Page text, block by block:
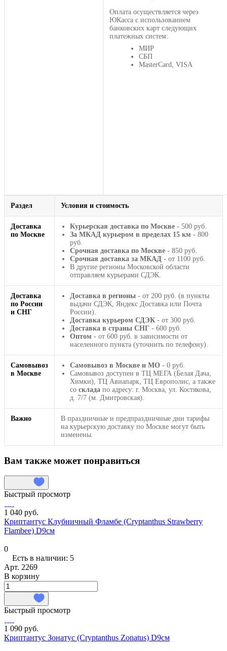
Оплата осуществляется через
ЮКасса с использованием
банковских карт следующих
платежных систем:
МИР
СБП
MasterCard, VISA
Раздел Условия и стоимость
Доставка
по Москве
Курьерская доставка по Москве - 500 руб.
За МКАД курьером в пределах 15 км - 800
руб.
Срочная доставка по Москве - 850 руб.
Срочная доставка за МКАД - от 1100 руб.
В другие регионы Московской области
отправляем курьерами СДЭК.
Доставка
по России
и СНГ
Доставка в регионы - от 200 руб. (в пункты
выдачи СДЭК, Яндекс Доставка или Почта
России).
Доставка курьером СДЭК - от 300 руб.
Доставка в страны СНГ - 600 руб.
Оптом - от 600 руб. в зависимости от
населенного пункта (уточнить по телефону).
Самовывоз
в Москве
Самовывоз в Москве и МО - 0 руб.
Самовывоз доступен в ТЦ МЕГА (Белая Дача,
Химки), ТЦ Авиапарк, ТЦ Европолис, а также
со склада по адресу: г. Москва, ул. Костякова,
д. 7/7 (м. Дмитровская).
Важно
В праздничные и предпраздничные дни тарифы
на курьерскую доставку по Москве могут быть
изменены.
Вам также может понравиться
Быстрый просмотр
1 040 руб.
Криптантус Клубничный Фламбе (Cryptanthus Strawberry
Flambee) D9см
0
Есть в наличии: 5
Арт. 2269
В корзину
Быстрый просмотр
1 090 руб.
Криптантус Зонатус (Cryptanthus Zonatus) D9см